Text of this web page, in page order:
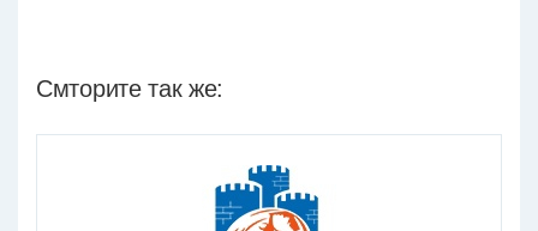
Смторите так же: